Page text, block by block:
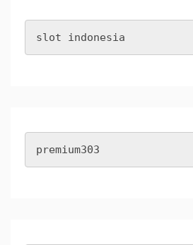
slot indonesia
premium303